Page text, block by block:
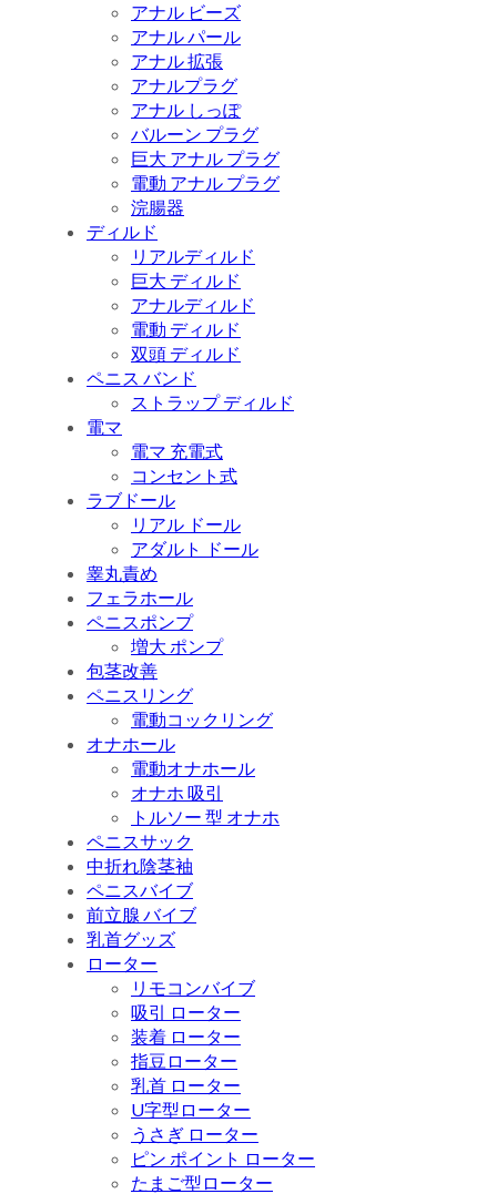
アナル ビーズ
アナル パール
アナル 拡張
アナルプラグ
アナル しっぽ
バルーン プラグ
巨大 アナル プラグ
電動 アナル プラグ
浣腸器
ディルド
リアルディルド
巨大 ディルド
アナルディルド
電動 ディルド
双頭 ディルド
ペニス バンド
ストラップ ディルド
電マ
電マ 充電式
コンセント式
ラブドール
リアル ドール
アダルト ドール
睾丸責め
フェラホール
ペニスポンプ
増大 ポンプ
包茎改善
ペニスリング
電動コックリング
オナホール
電動オナホール
オナホ 吸引
トルソー 型 オナホ
ペニスサック
中折れ陰茎袖
ペニスバイブ
前立腺 バイブ
乳首グッズ
ローター
リモコンバイブ
吸引 ローター
装着 ローター
指豆ローター
乳首 ローター
U字型ローター
うさぎ ローター
ピン ポイント ローター
たまご型ローター